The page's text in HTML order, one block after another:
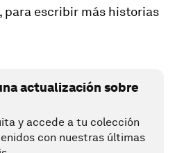
para escribir más historias
actualización sobre
y accede a tu colección
con nuestras últimas